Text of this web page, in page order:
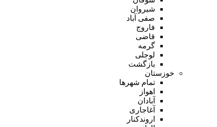
شیروان
صفی آباد
فاروج
قاضی
گرمه
لوجلی
بازگشت
خوزستان
تمام شهر‌ها
اهواز
آبادان
آغاجاری
اروندکنار